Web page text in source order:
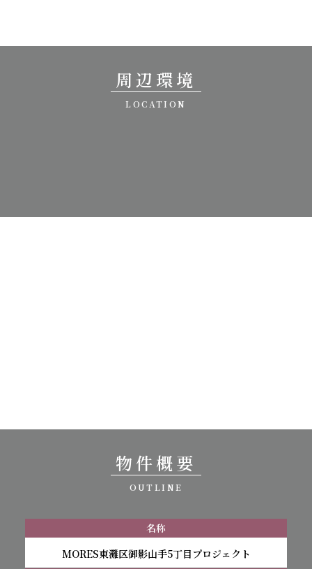
周辺環境
LOCATION
物件概要
OUTLINE
名称
MORES東灘区御影山手5丁目プロジェクト